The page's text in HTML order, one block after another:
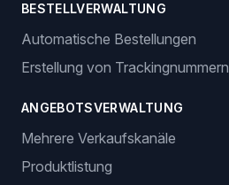
BESTELLVERWALTUNG
Automatische Bestellungen
Erstellung von Trackingnummern
ANGEBOTSVERWALTUNG
Mehrere Verkaufskanäle
Produktlistung